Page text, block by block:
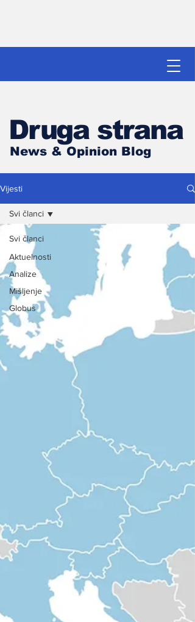
Druga strana
News & Opinion Blog
Vijesti
Svi članci
Aktuelnosti
Analize
Mišljenje
Globus
Svi članci